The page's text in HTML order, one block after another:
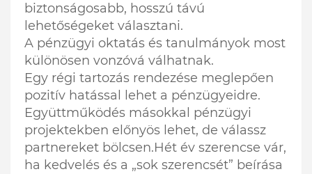
biztonságosabb, hosszú távú
lehetőségeket választani.
A pénzügyi oktatás és tanulmányok most
különösen vonzóvá válhatnak.
Egy régi tartozás rendezése meglepően
pozitív hatással lehet a pénzügyeidre.
Együttműködés másokkal pénzügyi
projektekben előnyös lehet, de válassz
partnereket bölcsen.Hét év szerencse vár,
ha kedvelés és a „sok szerencsét” beírása